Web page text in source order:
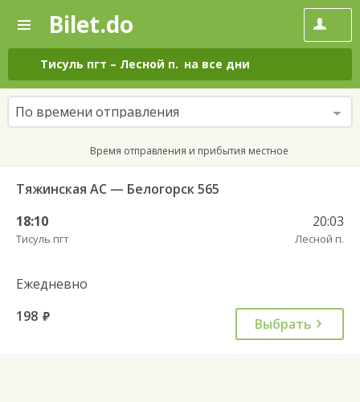
—
Поиск
и
покупка
билетов
на
автобус
онлайн
Bilet.do
Тисуль пгт – Лесной п. на все дни
По времени отправления
Время отправления и прибытия местное
Тяжинская АС — Белогорск 565
18:10
Тисуль пгт
20:03
Лесной п.
Ежедневно
198 руб. Выбрать